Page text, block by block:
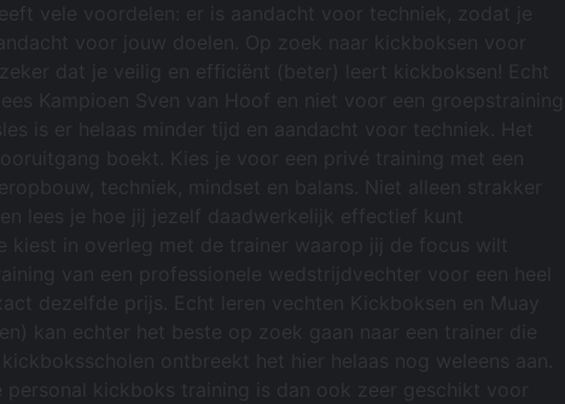
vele voordelen: er is aandacht voor techniek, zodat je
voor jouw doelen. Op zoek naar kickboksen voor
dat je veilig en efficiënt (beter) leert kickboksen! Echt
Kampioen Sven van Hoof en niet voor een groepstraining
is er helaas minder tijd en aandacht voor techniek. Het
boekt. Kies je voor een privé training met een
techniek, mindset en balans. Niet alleen strakker
lees je hoe jij jezelf daadwerkelijk effectief kunt
in overleg met de trainer waarop jij de focus wilt
van een professionele wedstrijdvechter voor een heel
dezelfde prijs. Echt leren vechten Kickboksen en Muay
kan echter het beste op zoek gaan naar een trainer die
ontbreekt het hier helaas nog weleens aan.
kickboks training is dan ook zeer geschikt voor